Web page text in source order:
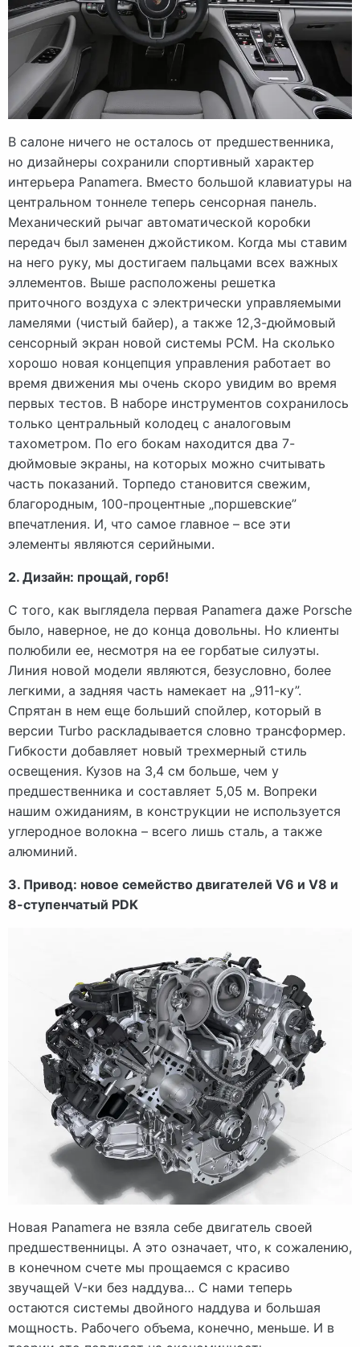
В салоне ничего не осталось от предшественника,
но дизайнеры сохранили спортивный характер
интерьера Panamera. Вместо большой клавиатуры на
центральном тоннеле теперь сенсорная панель.
Механический рычаг автоматической коробки
передач был заменен джойстиком. Когда мы ставим
на него руку, мы достигаем пальцами всех важных
эллементов. Выше расположены решетка
приточного воздуха с электрически управляемыми
ламелями (чистый байер), а также 12,3-дюймовый
сенсорный экран новой системы PCM. На сколько
хорошо новая концепция управления работает во
время движения мы очень скоро увидим во время
первых тестов. В наборе инструментов сохранилось
только центральный колодец с аналоговым
тахометром. По его бокам находится два 7-
дюймовые экраны, на которых можно считывать
часть показаний. Торпедо становится свежим,
благородным, 100-процентные „поршевские”
впечатления. И, что самое главное – все эти
элементы являются серийными.
2. Дизайн: прощай, горб!
С того, как выглядела первая Panamera даже Porsche
было, наверное, не до конца довольны. Но клиенты
полюбили ее, несмотря на ее горбатые силуэты.
Линия новой модели являются, безусловно, более
легкими, а задняя часть намекает на „911-ку”.
Спрятан в нем еще больший спойлер, который в
версии Turbo раскладывается словно трансформер.
Гибкости добавляет новый трехмерный стиль
освещения. Кузов на 3,4 см больше, чем у
предшественника и составляет 5,05 м. Вопреки
нашим ожиданиям, в конструкции не используется
углеродное волокна – всего лишь сталь, а также
алюминий.
3. Привод: новое семейство двигателей V6 и V8 и
8-ступенчатый PDK
Новая Panamera не взяла себе двигатель своей
предшественницы. А это означает, что, к сожалению,
в конечном счете мы прощаемся с красиво
звучащей V-ки без наддува… С нами теперь
остаются системы двойного наддува и большая
мощность. Рабочего объема, конечно, меньше. И в